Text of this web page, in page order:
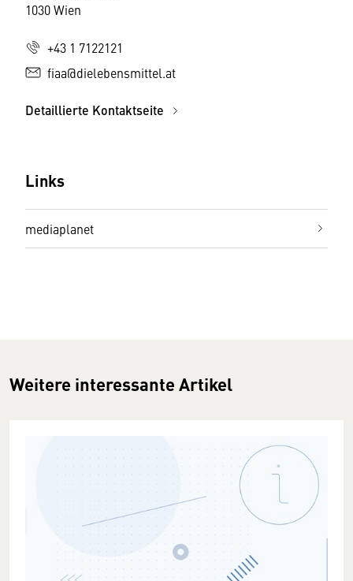
1030 Wien
+43 1 7122121
fiaa@dielebensmittel.at
Detaillierte Kontaktseite
Links
mediaplanet
Weitere interessante Artikel